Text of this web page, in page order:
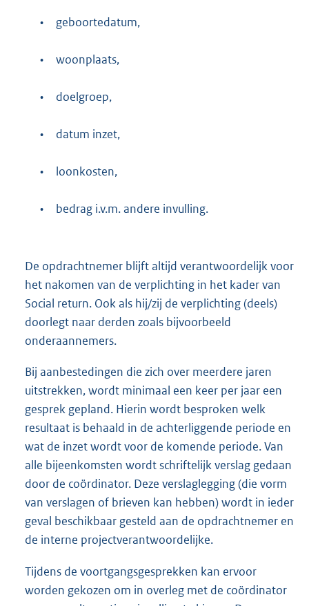
• geboortedatum,
• woonplaats,
• doelgroep,
• datum inzet,
• loonkosten,
• bedrag i.v.m. andere invulling.
De opdrachtnemer blijft altijd verantwoordelijk voor
het nakomen van de verplichting in het kader van
Social return. Ook als hij/zij de verplichting (deels)
doorlegt naar derden zoals bijvoorbeeld
onderaannemers.
Bij aanbestedingen die zich over meerdere jaren
uitstrekken, wordt minimaal een keer per jaar een
gesprek gepland. Hierin wordt besproken welk
resultaat is behaald in de achterliggende periode en
wat de inzet wordt voor de komende periode. Van
alle bijeenkomsten wordt schriftelijk verslag gedaan
door de coördinator. Deze verslaglegging (die vorm
van verslagen of brieven kan hebben) wordt in ieder
geval beschikbaar gesteld aan de opdrachtnemer en
de interne projectverantwoordelijke.
Tijdens de voortgangsgesprekken kan ervoor
worden gekozen om in overleg met de coördinator